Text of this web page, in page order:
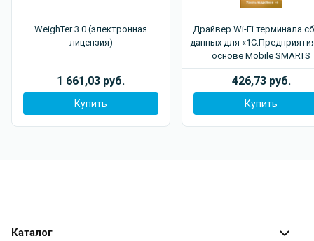
WeighTer 3.0 (электронная
лицензия)
1 661,03 руб.
Купить
Драйвер Wi-Fi терминала
данных для
основе Mobile SMARTS
426,73 руб.
Купить
Каталог